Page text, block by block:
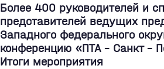
Более 400 руководителей и
представителей ведущих
Западного федерального
конференцию «ПТА – Санкт -
Итоги мероприятия